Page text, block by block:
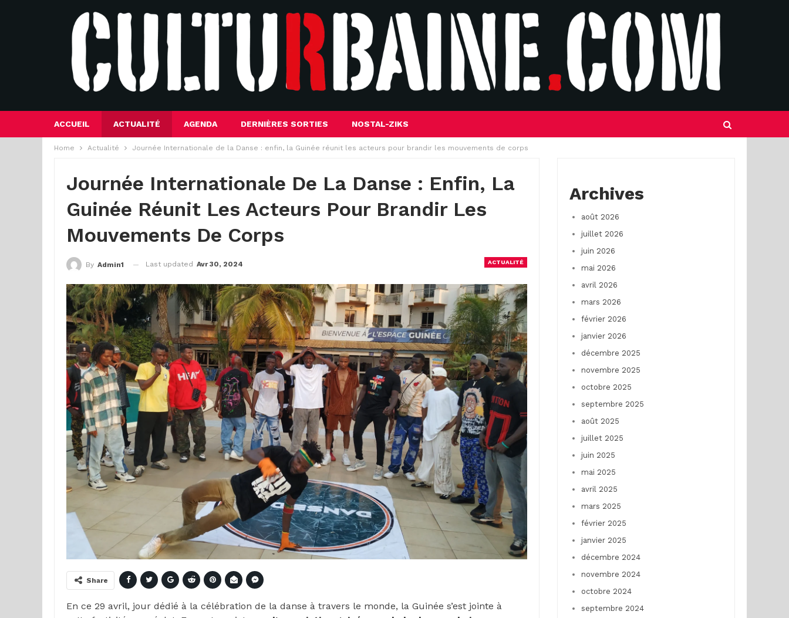
ACCUEIL ACTUALITÉ AGENDA DERNIÈRES SORTIES NOSTAL-ZIKS
Home Actualité Journée Internationale de la Danse : enfin, la Guinée réunit les acteurs pour brandir les mouvements de corps
Journée Internationale De La Danse : Enfin, La
Guinée Réunit Les Acteurs Pour Brandir Les
Mouvements De Corps
ACTUALITÉ
By Admin1 Last updated Avr 30, 2024
Share
En ce 29 avril, jour dédié à la célébration de la danse à travers le monde, la Guinée s’est jointe à
Archives
août 2026
juillet 2026
juin 2026
mai 2026
avril 2026
mars 2026
février 2026
janvier 2026
décembre 2025
novembre 2025
octobre 2025
septembre 2025
août 2025
juillet 2025
juin 2025
mai 2025
avril 2025
mars 2025
février 2025
janvier 2025
décembre 2024
novembre 2024
octobre 2024
septembre 2024